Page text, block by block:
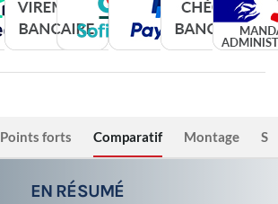
Points forts Comparatif Montage
EN RÉSUMÉ